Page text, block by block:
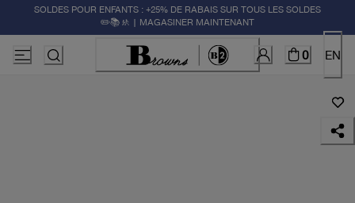
SOLDES POUR ENFANTS : +25% DE RABAIS SUR TOUS LES SOLDES
✏️📚🚸 | MAGASINER MAINTENANT
0 EN